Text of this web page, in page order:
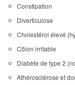
Constipation
Diverticulose
Cholestérol élevé
Côlon irritable
Diabète de type 2
Athérosclérose et